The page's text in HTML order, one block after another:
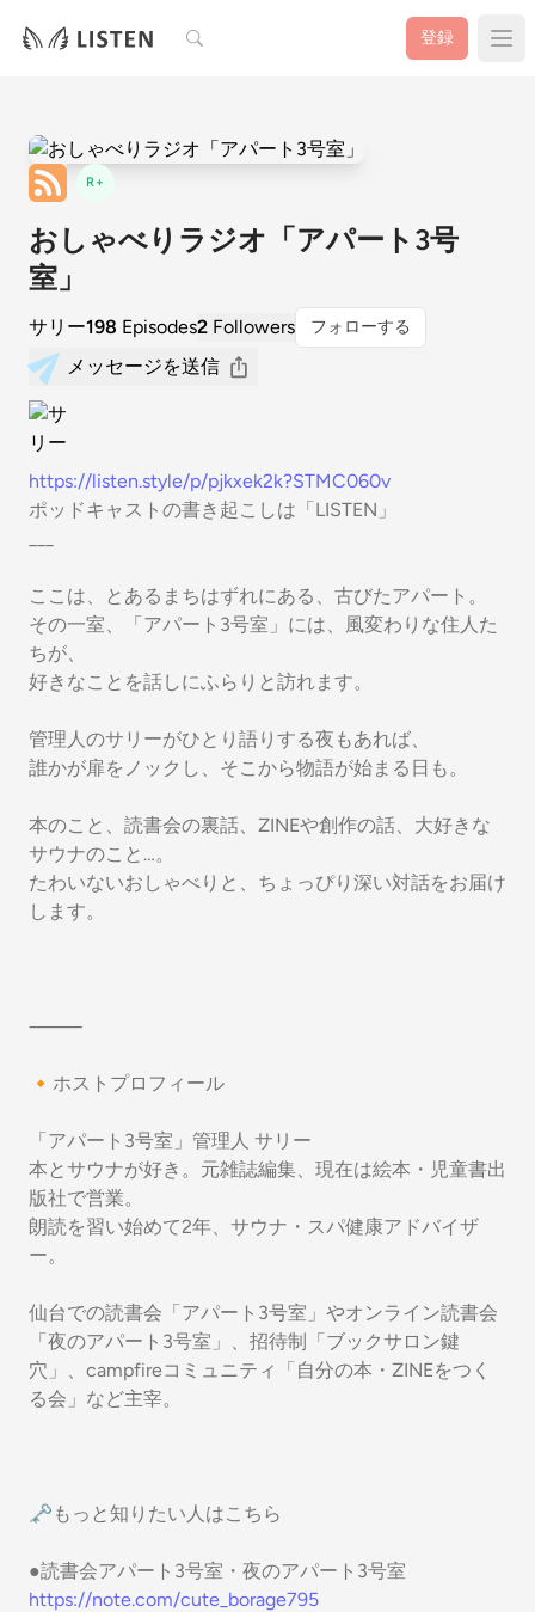
検索 登録
R+
おしゃべりラジオ「アパート3号
室」
サリー198 Episodes2 Followers フォローする
メッセージを送信
https://listen.style/p/pjkxek2k?STMC060v
ポッドキャストの書き起こしは「LISTEN」
ここは、とあるまちはずれにある、古びたアパート。
その一室、「アパート3号室」には、風変わりな住人た
ちが、
好きなことを話しにふらりと訪れます。
管理人のサリーがひとり語りする夜もあれば、
誰かが扉をノックし、そこから物語が始まる日も。
本のこと、読書会の裏話、ZINEや創作の話、大好きな
サウナのこと…。
たわいないおしゃべりと、ちょっぴり深い対話をお届け
します。
⸻
🔸ホストプロフィール
「アパート3号室」管理人 サリー
本とサウナが好き。元雑誌編集、現在は絵本・児童書出
版社で営業。
朗読を習い始めて2年、サウナ・スパ健康アドバイザ
ー。
仙台での読書会「アパート3号室」やオンライン読書会
「夜のアパート3号室」、招待制「ブックサロン鍵
穴」、campfireコミュニティ「自分の本・ZINEをつく
る会」など主宰。
🗝️もっと知りたい人はこちら
●読書会アパート3号室・夜のアパート3号室
https://note.com/cute_borage795